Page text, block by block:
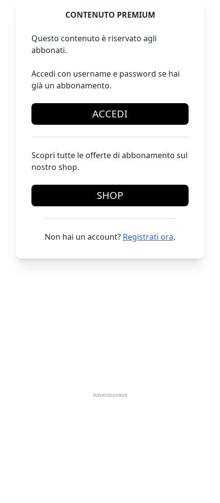
CONTENUTO PREMIUM
Questo contenuto è riservato agli
abbonati.
Accedi con username e password se hai
già un abbonamento.
ACCEDI
Scopri tutte le offerte di abbonamento sul
nostro shop.
SHOP
Non hai un account? Registrati ora.